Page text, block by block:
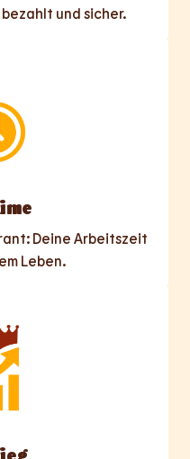
und sicher.
Deine Arbeitszeit
Leben.